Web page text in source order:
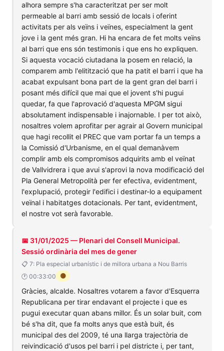
alhora sempre s'ha caracteritzat per ser molt
permeable al barri amb sessió de locals i oferint
activitats per als veïns i veïnes, especialment la gent
jove i la gent més gran. Hi ha encara de fet molts veïns
al barri que ens són testimonis i que ens ho expliquen.
Si aquesta vocació ciutadana la posem en relació, la
comparem amb l'elitització que ha patit el barri i que ha
acabat expulsant bona part de la gent gran del barri i
posant més difícil que mai que el jovent s'hi pugui
quedar, fa que l'aprovació d'aquesta MPGM sigui
absolutament indispensable i inajornable. I per tot això,
nosaltres volem aprofitar per agrair al Govern municipal
que hagi recollit el PREC que vam portar fa un temps a
la Comissió d'Urbanisme, en el qual demanàvem
complir amb els compromisos adquirits amb el veïnat
de Vallvidrera i que avui s'aprovi la nova modificació del
Pla General Metropolità per fer efectiva, evidentment,
l'explupació, protegir l'edifici i destinar-lo a equipament
veïnal i habitatges dotacionals. Per tant, evidentment,
el nostre vot serà favorable.
📅 31/01/2025 — Plenari del Consell Municipal.
Sessió ordinària del mes de gener
📋 7: Pla especial urbanístic i de millora urbana a Nou Barris
🕐 00:33:00
🟡
Gràcies, alcalde. Nosaltres votarem a favor d'Esquerra
Republicana per tirar endavant el projecte i que es
pugui executar quan abans millor. És un solar buit, com
bé s'ha dit, que fa molts anys que està buit, és
municipal des del 2009, té una llarga trajectòria de
reivindicació d'usos pel barri i pel districte i, per tant,